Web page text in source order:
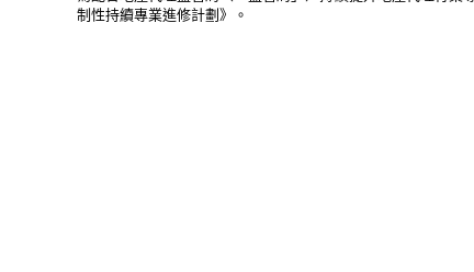
制性持續專業進修計劃》。